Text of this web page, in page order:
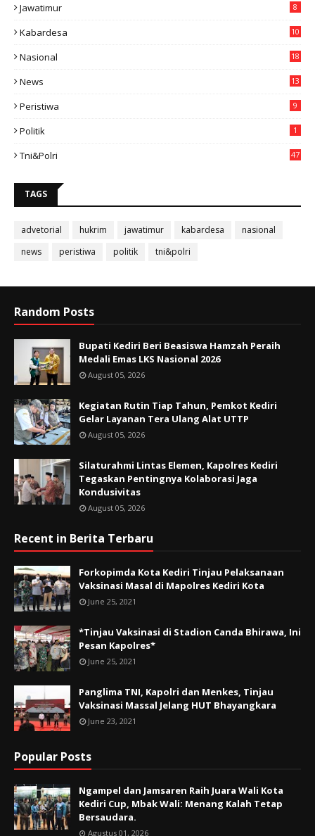
Jawatimur 8
Kabardesa
10
Nasional
18
News
13
Peristiwa 9
Politik 1
Tni&polri 47
TAGS
advetorial hukrim jawatimur kabardesa
nasional
news
peristiwa politik tni&polri
Random Posts
Bupati Kediri Beri Beasiswa Hamzah Peraih
Medali Emas LKS Nasional 2026
August 05, 2026
Kegiatan Rutin Tiap Tahun, Pemkot Kediri
Gelar Layanan Tera Ulang Alat UTTP
August 05, 2026
Silaturahmi Lintas Elemen, Kapolres Kediri
Tegaskan Pentingnya Kolaborasi Jaga
Kondusivitas
August 05, 2026
Recent in Berita Terbaru
Forkopimda Kota Kediri Tinjau Pelaksanaan
Vaksinasi Masal di Mapolres Kediri Kota
June 25, 2021
*Tinjau Vaksinasi di Stadion Canda Bhirawa, Ini
Pesan Kapolres*
June 25, 2021
Panglima TNI, Kapolri dan Menkes, Tinjau
Vaksinasi Massal Jelang HUT Bhayangkara
June 23, 2021
Popular Posts
Ngampel dan Jamsaren Raih Juara Wali Kota
Kediri Cup, Mbak Wali: Menang Kalah Tetap
Bersaudara.
Agustus 01, 2026